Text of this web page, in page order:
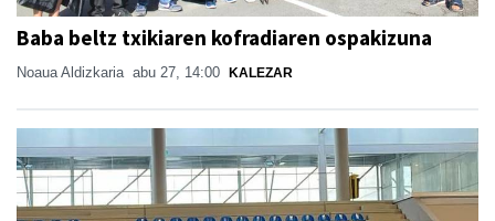
Baba beltz txikiaren kofradiaren ospakizuna
Noaua Aldizkaria abu 27, 14:00 KALEZAR